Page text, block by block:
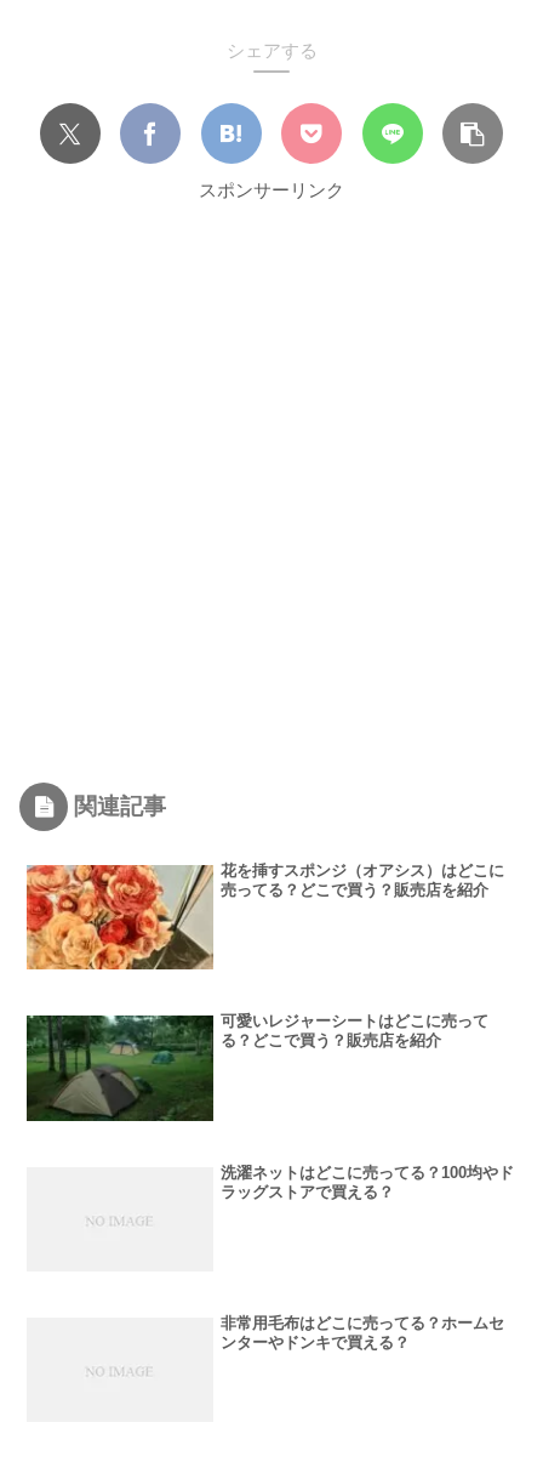
シェアする
スポンサーリンク
関連記事
花を挿すスポンジ（オアシス）はどこに
売ってる？どこで買う？販売店を紹介
可愛いレジャーシートはどこに売って
る？どこで買う？販売店を紹介
洗濯ネットはどこに売ってる？100均やド
ラッグストアで買える？
非常用毛布はどこに売ってる？ホームセ
ンターやドンキで買える？